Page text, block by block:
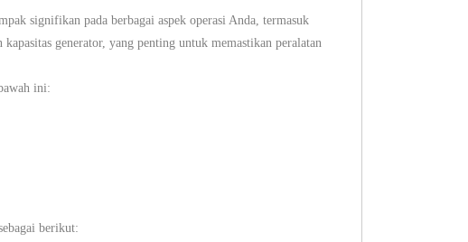
signifikan pada berbagai aspek operasi Anda, termasuk
generator, yang penting untuk memastikan peralatan
ini:
berikut: